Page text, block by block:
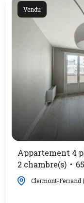
Vendu
Appartement 4
2 chambre(s)
Clermont-Ferrand